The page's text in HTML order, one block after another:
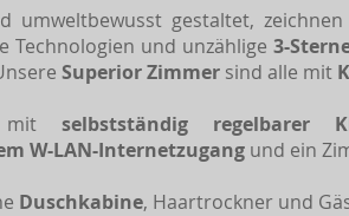
gestaltet,
Technologien und unzählige3-
Superior Zimmer sind alle mit
mit selbstständig regelbarer
W-LAN-Internetzugang und ein
Duschkabine, Haartrockner und